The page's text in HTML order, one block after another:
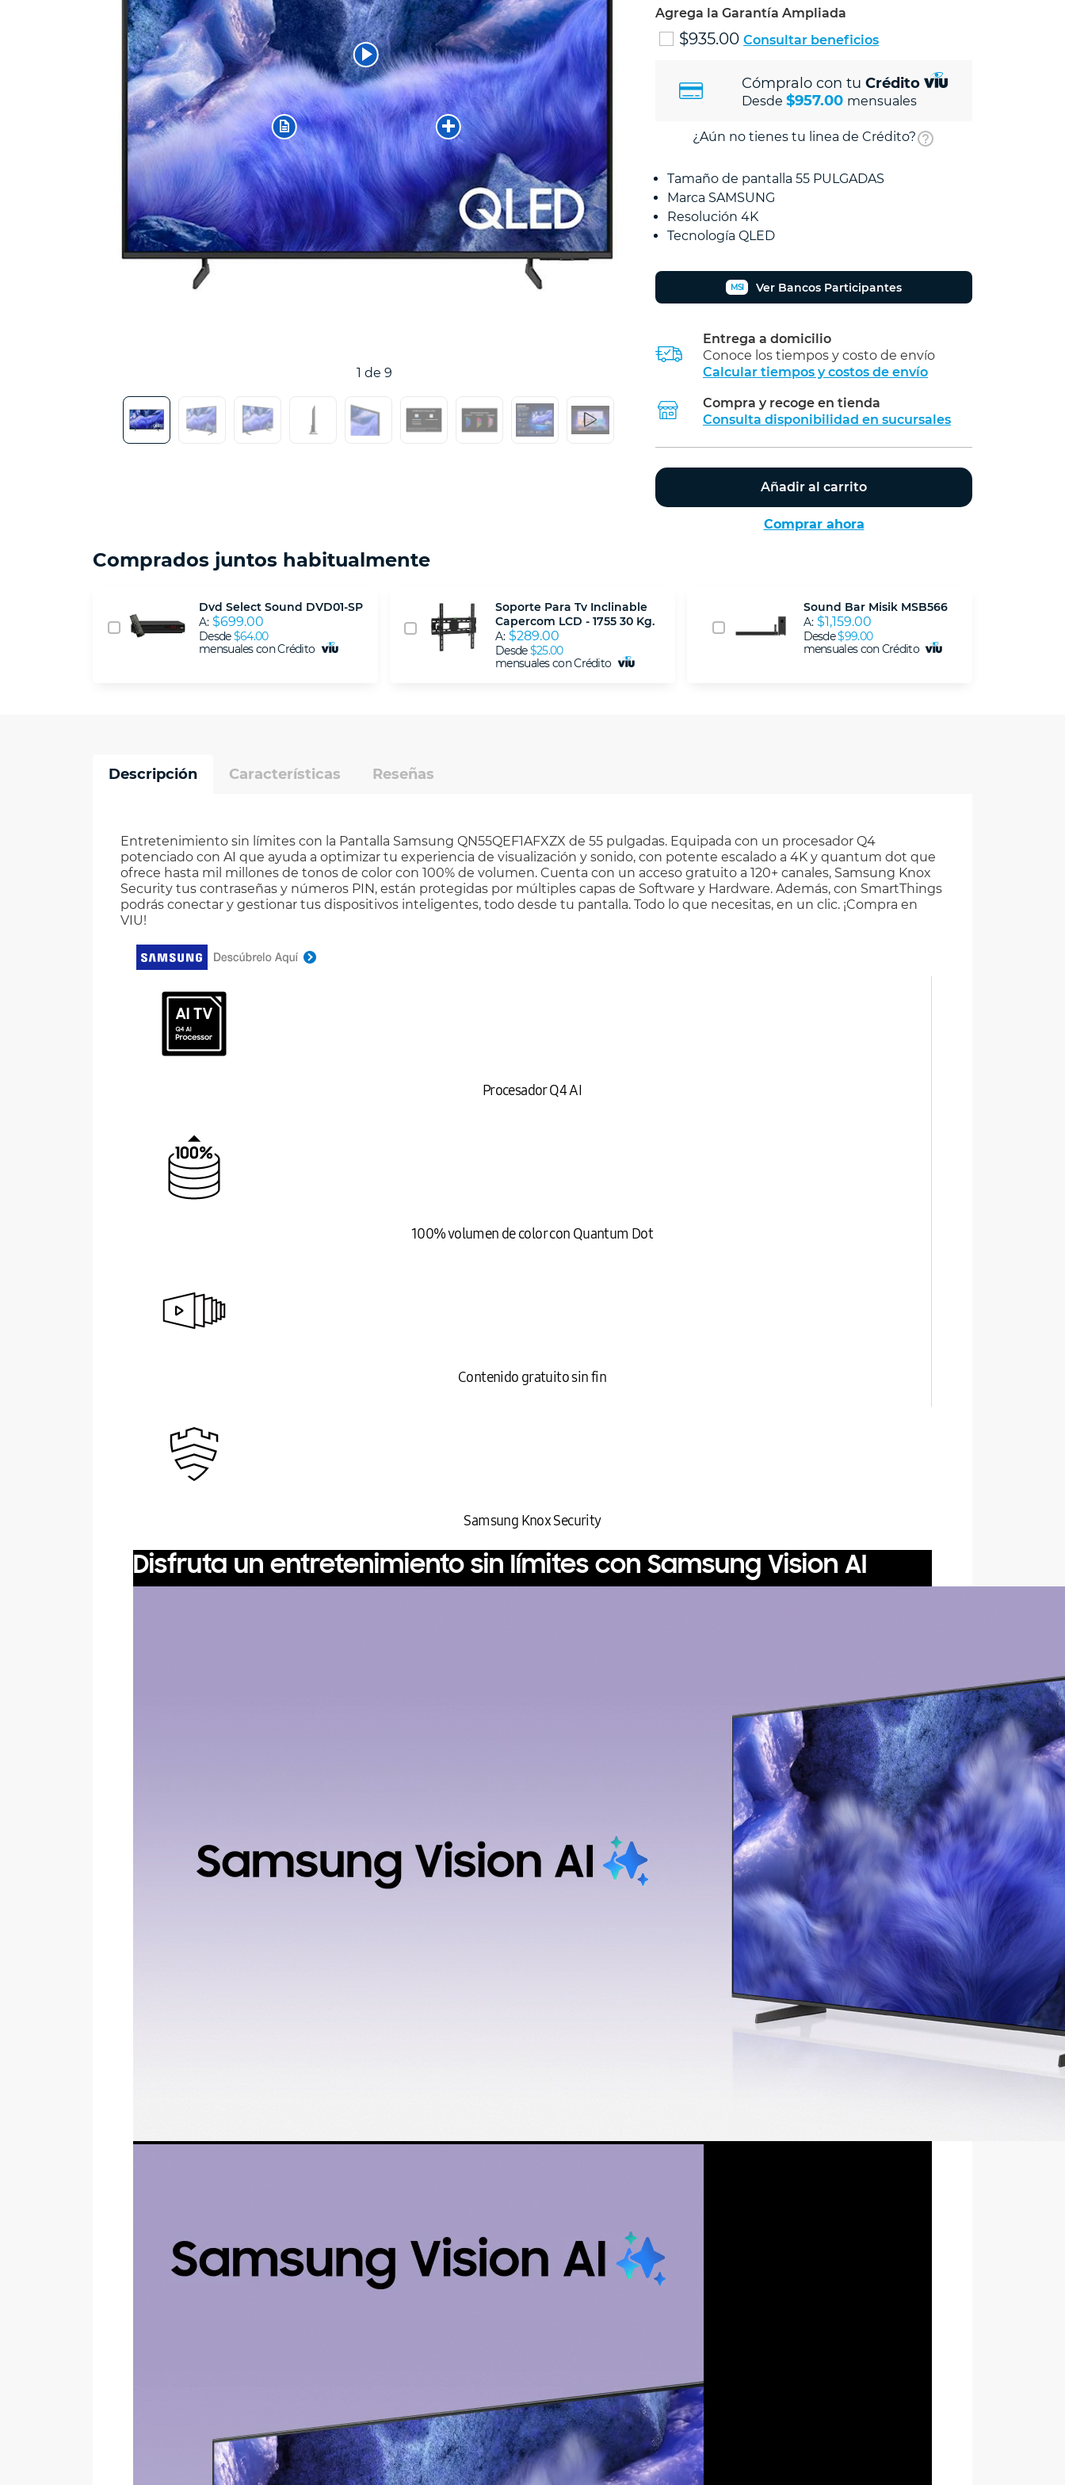
1 de 9
Agrega la Garantía Ampliada
$935.00 Consultar beneficios
Cómpralo con tu Crédito
Desde $957.00 mensuales
¿Aún no tienes tu linea de Crédito?
Tamaño de pantalla 55 PULGADAS
Marca SAMSUNG
Resolución 4K
Tecnología QLED
MSI Ver Bancos Participantes
Entrega a domicilio
Conoce los tiempos y costo de envío
Calcular tiempos y costos de envío
Calcular
Compra y recoge en tienda
Consulta disponibilidad en sucursales
Añadir al carrito
Comprar ahora
Comprados juntos habitualmente
Dvd Select Sound DVD01-SP
A: $699.00
Desde$64.00
mensuales con Crédito
Soporte Para Tv Inclinable
Capercom LCD - 1755 30 Kg.
A: $289.00
Desde$25.00
mensuales con Crédito
Sound Bar Misik MSB566
A: $1,159.00
Desde$99.00
mensuales con Crédito
Descripción Características Reseñas
Entretenimiento sin límites con la Pantalla Samsung QN55QEF1AFXZX de 55 pulgadas. Equipada con un procesador Q4
potenciado con AI que ayuda a optimizar tu experiencia de visualización y sonido, con potente escalado a 4K y quantum dot que
ofrece hasta mil millones de tonos de color con 100% de volumen. Cuenta con un acceso gratuito a 120+ canales, Samsung Knox
Security tus contraseñas y números PIN, están protegidas por múltiples capas de Software y Hardware. Además, con SmartThings
podrás conectar y gestionar tus dispositivos inteligentes, todo desde tu pantalla. Todo lo que necesitas, en un clic. ¡Compra en
VIU!
Procesador Q4 AI
100% volumen de color con Quantum Dot
Contenido gratuito sin fin
Samsung Knox Security
Disfruta un entretenimiento sin límites con Samsung Vision AI